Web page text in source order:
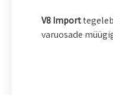
V8 Import
varuosade